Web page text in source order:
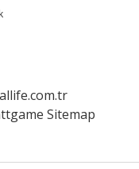
Sitemap